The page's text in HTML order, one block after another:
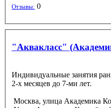
Отзывы: 0
"Аквакласс"
Индивидуальные занятия
2-х месяцев до 7-ми лет.
Москва, улица Академика